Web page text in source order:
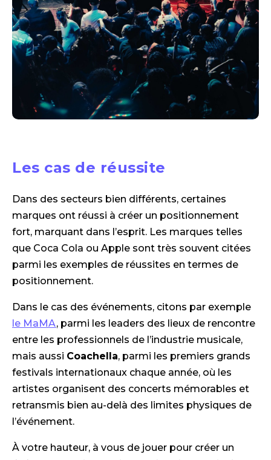
Les cas de réussite
Dans des secteurs bien différents, certaines
marques ont réussi à créer un positionnement
fort, marquant dans l’esprit. Les marques telles
que Coca Cola ou Apple sont très souvent citées
parmi les exemples de réussites en termes de
positionnement.
Dans le cas des événements, citons par exemple
le MaMA, parmi les leaders des lieux de rencontre
entre les professionnels de l’industrie musicale,
mais aussi Coachella, parmi les premiers grands
festivals internationaux chaque année, où les
artistes organisent des concerts mémorables et
retransmis bien au-delà des limites physiques de
l’événement.
À votre hauteur, à vous de jouer pour créer un